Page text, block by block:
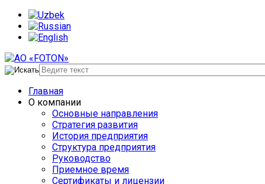
Главная
О компании
Основные направления
Стратегия развития
История предприятия
Структура предприятия
Руководство
Приемное время
Сертификаты и лицензии